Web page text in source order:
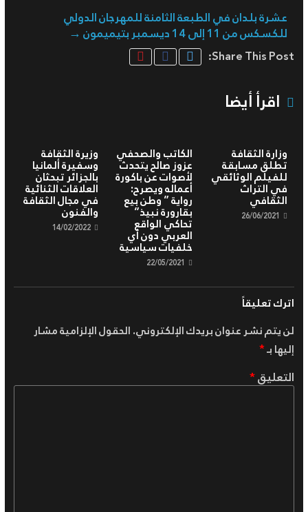
عشرة بلدان في الطبعة الثامنة للمهرجان الدولي
للكسكس من 11 إلى 14 ديسمبر بتيميمون
→
Share This Post:
اقرأ أيضا
وزارة الثقافة
تطلق مسابقة
للفيلم الوثائقي
في التراث
الثقافي
26/06/2021
الكاتب والصحفي
عزوز صالح يتحدث
لأصوات عن باكورة
أعماله ويصرح:
رواية ” وطن بيع
بقارورة نبيذ”
تحاكي الواقع
العربي دون أي
خلفيات سياسية
22/05/2021
وزيرة الثقافة
وسفيرة ألمانيا
بالجزائر تبحثان
العلاقات الثنائية
في مجال الثقافة
والفنون
14/02/2022
اترك تعليقاً
لن يتم نشر عنوان بريدك الإلكتروني.الحقول الإلزامية مشار
إليها بـ*
التعليق*